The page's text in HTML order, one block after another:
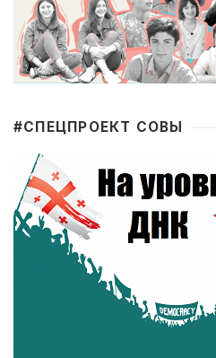
#CПЕЦПРОЕКТ СОВЫ